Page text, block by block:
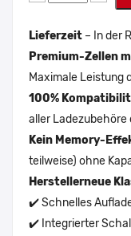
Lieferzeit – In der
Premium-Zellen
Maximale Leistung
100%
aller Ladezubehöre
Kein Memory-
teilweise) ohne
Herstellerneue
✔️ Schnelles
✔️ Integrierter